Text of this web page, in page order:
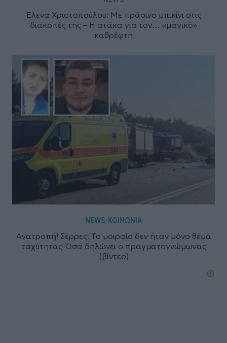
Έλενα Χριστοπούλου: Με πράσινο μπικίνι στις
διακοπές της – Η ατάκα για τον… «μαγικό»
καθρέφτη
NEWS, ΚΟΙΝΩΝΙΑ
Ανατροπή! Σέρρες: To μοιραίο δεν ήταν μόνο θέμα
ταχύτητας-Όσα δηλώνει ο πραγματογνώμωνας
(βίντεο)